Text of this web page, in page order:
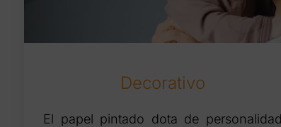
Decorativo
El papel pintado dota de personalidad